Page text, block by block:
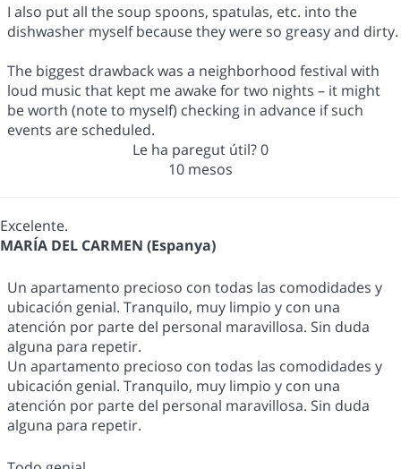
I also put all the soup spoons, spatulas, etc. into the
dishwasher myself because they were so greasy and dirty.
The biggest drawback was a neighborhood festival with
loud music that kept me awake for two nights – it might
be worth (note to myself) checking in advance if such
events are scheduled.
Le ha paregut útil?0
10 mesos
Excelente.
MARÍA DEL CARMEN (Espanya)
Un apartamento precioso con todas las comodidades y
ubicación genial. Tranquilo, muy limpio y con una
atención por parte del personal maravillosa. Sin duda
alguna para repetir.
Un apartamento precioso con todas las comodidades y
ubicación genial. Tranquilo, muy limpio y con una
atención por parte del personal maravillosa. Sin duda
alguna para repetir.